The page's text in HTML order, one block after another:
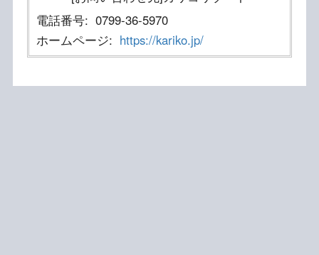
電話番号: 0799-36-5970
ホームページ: https://kariko.jp/